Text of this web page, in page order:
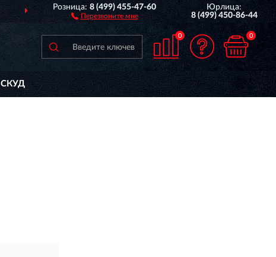
ПО ВСЕЙ РОССИИ
Розница:8 (499) 455-47-60
Перезвоните мне
Юрлица:
8 (499) 450-86-44
0 0
СКУД